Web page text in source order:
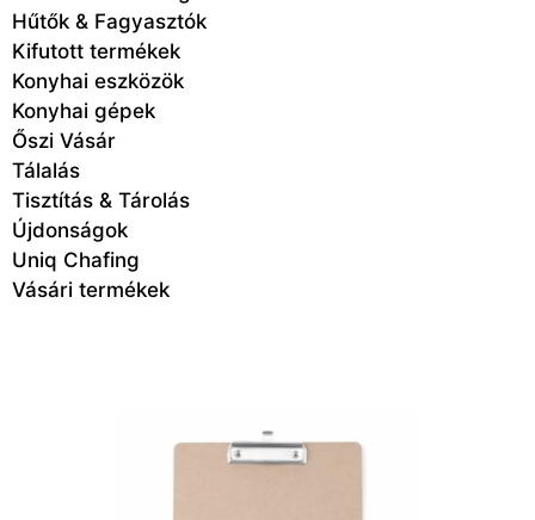
Hűtők & Fagyasztók
Kifutott termékek
Konyhai eszközök
Konyhai gépek
Őszi Vásár
Tálalás
Tisztítás & Tárolás
Újdonságok
Uniq Chafing
Vásári termékek